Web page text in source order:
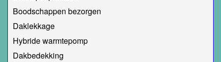
Boodschappen bezorgen
Daklekkage
Hybride warmtepomp
Dakbedekking